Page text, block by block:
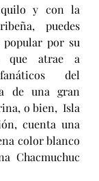
y con la
puedes
por su
que atrae a
del
de una gran
o bien,  Isla
cuenta una
color blanco
Chacmuchuc